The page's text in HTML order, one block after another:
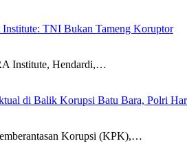
TNI Bukan Tameng Koruptor
Institute, Hendardi,…
di Balik Korupsi Batu Bara, Polri
Korupsi (KPK),…